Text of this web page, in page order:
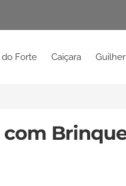
do Forte Caiçara